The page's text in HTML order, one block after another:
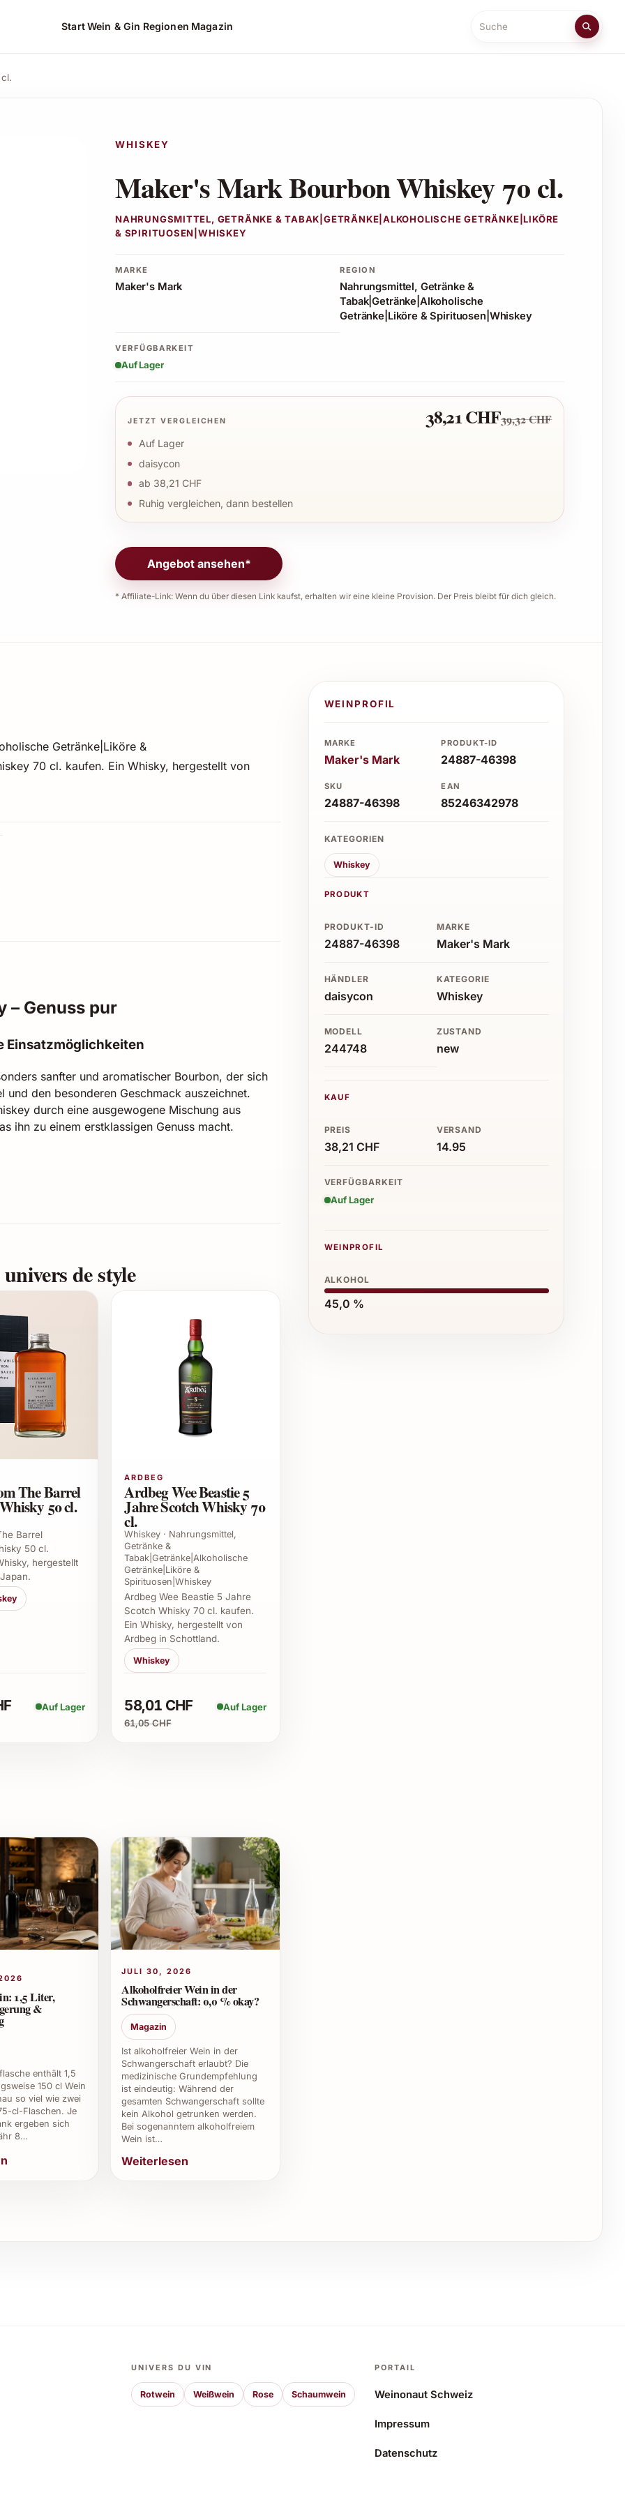
StartWein & Gin Regionen Magazin
Suche
ansehen*
WHISKEY
Maker's Mark Bourbon Whiskey 70 cl.
NAHRUNGSMITTEL, GETRÄNKE & TABAK|GETRÄNKE|ALKOHOLISCHE GETRÄNKE|LIKÖRE
& SPIRITUOSEN|WHISKEY
MARKE
Maker's Mark
REGION
Nahrungsmittel, Getränke &
Tabak|Getränke|Alkoholische
Getränke|Liköre & Spirituosen|Whiskey
VERFÜGBARKEIT
Auf Lager
JETZT VERGLEICHEN 38,21 CHF39,32 CHF
Auf Lager
daisycon
ab 38,21 CHF
Ruhig vergleichen, dann bestellen
Angebot ansehen*
* Affiliate-Link: Wenn du über diesen Link kaufst, erhalten wir eine kleine Provision. Der Preis bleibt für dich gleich.
Getränke|Liköre &
70 cl. kaufen. Ein Whisky, hergestellt von
– Genuss pur
Einsatzmöglichkeiten
sanfter und aromatischer Bourbon, der sich
den besonderen Geschmack auszeichnet.
durch eine ausgewogene Mischung aus
ihn zu einem erstklassigen Genuss macht.
Genuss oder als Basis hochwertiger
zum Verfeinern von Desserts oder als
Verschenken
cl
Verwendung von Weizen als Süßungsmalz
eine mildere und weichere Note verleiht.
serviert werden?
Fashioned.
dem Öffnen bleibt das Aroma mehrere Monate
kühl gelagert wird.
werden, um das Aroma zu bewahren.
personalisieren?
an, um das Präsent noch persönlicher
Bourbons?
Süßungsmalz statt Roggen und die sorgfältige
ein einmaliges Premiumprodukt.
Mark Bourbon?
und Schokoladendesserts.
besonders?
Genussmoment.
de style
The Barrel
50 cl.
Barrel
50 cl.
hergestellt
Auf Lager
ARDBEG
Ardbeg Wee Beastie 5
Jahre Scotch Whisky 70
cl.
Whiskey · Nahrungsmittel,
Getränke &
Tabak|Getränke|Alkoholische
Getränke|Liköre &
Spirituosen|Whiskey
Ardbeg Wee Beastie 5 Jahre
Scotch Whisky 70 cl. kaufen.
Ein Whisky, hergestellt von
Ardbeg in Schottland.
Whiskey
58,01 CHF
61,05 CHF
Auf Lager
1,5 Liter,
&
enthält 1,5
150 cl Wein
so viel wie zwei
cl-Flaschen. Je
ergeben sich
8…
JULI 30, 2026
Alkoholfreier Wein in der
Schwangerschaft: 0,0 % okay?
Magazin
Ist alkoholfreier Wein in der
Schwangerschaft erlaubt? Die
medizinische Grundempfehlung
ist eindeutig: Während der
gesamten Schwangerschaft sollte
kein Alkohol getrunken werden.
Bei sogenanntem alkoholfreiem
Wein ist…
Weiterlesen
WEINPROFIL
MARKE
Maker's Mark
PRODUKT-ID
24887-46398
SKU
24887-46398
EAN
85246342978
KATEGORIEN
Whiskey
PRODUKT
PRODUKT-ID
24887-46398
MARKE
Maker's Mark
HÄNDLER
daisycon
KATEGORIE
Whiskey
MODELL
244748
ZUSTAND
new
KAUF
PREIS
38,21 CHF
VERSAND
14.95
VERFÜGBARKEIT
Auf Lager
WEINPROFIL
ALKOHOL
45,0 %
UNIVERS DU VIN
Rotwein Weißwein Rose Schaumwein
PORTAIL
Weinonaut Schweiz
Impressum
Datenschutz